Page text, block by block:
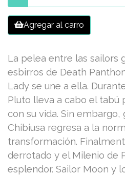
Agregar al carro
La pelea entre las sailors
esbirros de Death
Lady se une a ella.
Pluto lleva a cabo el tabú
con su vida. Sin embargo,
Chibiusa regresa a la
transformación.
derrotado y el Milenio de
esplendor. Sailor Moon y